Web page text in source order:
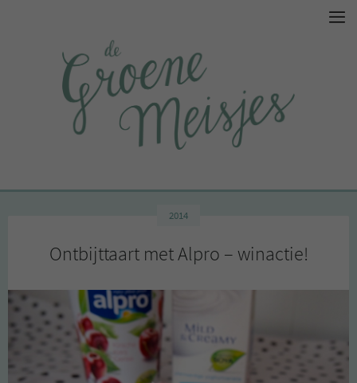
2014
Ontbijttaart met Alpro – winactie!